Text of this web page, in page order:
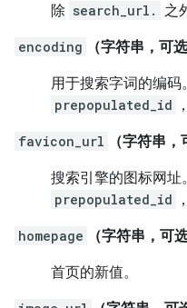
除 search_url. 之
encoding
（字符串，可选
用于搜索字词的编
prepopulated_id
favicon_url
（字符串，
搜索引擎的图标网址
prepopulated_id
homepage
（字符串，可选
首页的新值。